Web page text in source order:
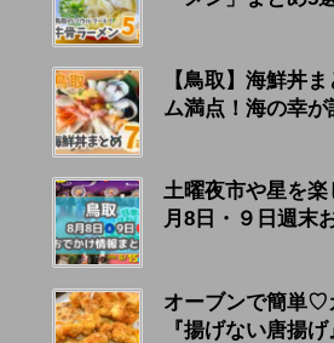
【鳥取】海鮮丼
ム満点！海の幸
土曜夜市や星を
月8日・９日週末
オーブンで簡単♡
『揚げない唐揚げ